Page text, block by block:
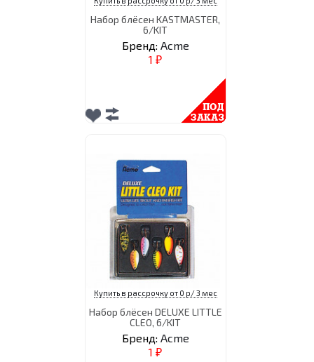
Набор блёсен KASTMASTER,
6/KIT
Бренд: Acme
1 ₽
Купить в рассрочку от 0 р/ 3 мес
Набор блёсен DELUXE LITTLE
CLEO, 6/KIT
Бренд: Acme
1 ₽